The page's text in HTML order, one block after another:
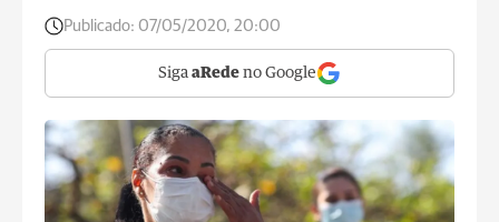
Publicado: 07/05/2020, 20:00
Siga aRede no Google